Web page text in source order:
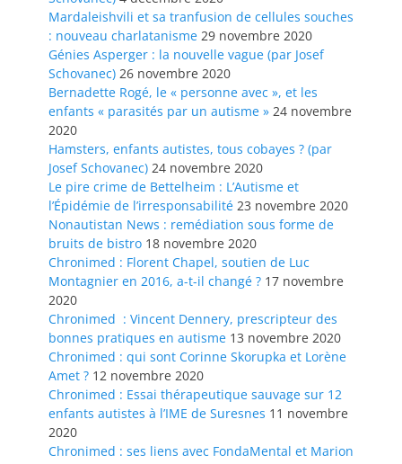
Mardaleishvili et sa tranfusion de cellules souches
: nouveau charlatanisme 29 novembre 2020
Génies Asperger : la nouvelle vague (par Josef
Schovanec) 26 novembre 2020
Bernadette Rogé, le « personne avec », et les
enfants « parasités par un autisme » 24 novembre
2020
Hamsters, enfants autistes, tous cobayes ? (par
Josef Schovanec) 24 novembre 2020
Le pire crime de Bettelheim : L’Autisme et
l’Épidémie de l’irresponsabilité 23 novembre 2020
Nonautistan News : remédiation sous forme de
bruits de bistro 18 novembre 2020
Chronimed : Florent Chapel, soutien de Luc
Montagnier en 2016, a-t-il changé ? 17 novembre
2020
Chronimed : Vincent Dennery, prescripteur des
bonnes pratiques en autisme 13 novembre 2020
Chronimed : qui sont Corinne Skorupka et Lorène
Amet ? 12 novembre 2020
Chronimed : Essai thérapeutique sauvage sur 12
enfants autistes à l’IME de Suresnes 11 novembre
2020
Chronimed : ses liens avec FondaMental et Marion